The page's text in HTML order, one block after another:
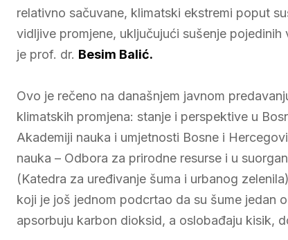
relativno sačuvane, klimatski ekstremi poput
vidljive promjene, uključujući sušenje
je prof. dr. Besim Balić.
Ovo je rečeno na današnjem javnom
klimatskih promjena: stanje i perspektive u
Akademiji nauka i umjetnosti Bosne i
nauka – Odbora za prirodne resurse i u
(Katedra za uređivanje šuma i urbanog
koji je još jednom podcrtao da su šume jedan
apsorbuju karbon dioksid, a oslobađaju kisik,